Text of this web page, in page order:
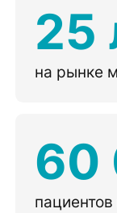
25
на рынке
60
пациентов